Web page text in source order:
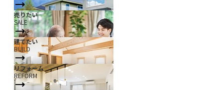
香芝支店紹介ページ
採用情報
お知らせ
コラム
スタッフ紹介
売りたい
SALE
建てたい
BUILD
リフォーム
REFORM